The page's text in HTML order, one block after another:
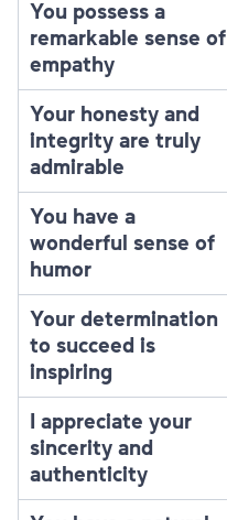
You possess a
remarkable sense of
empathy
Your honesty and
integrity are truly
admirable
You have a
wonderful sense of
humor
Your determination
to succeed is
inspiring
I appreciate your
sincerity and
authenticity